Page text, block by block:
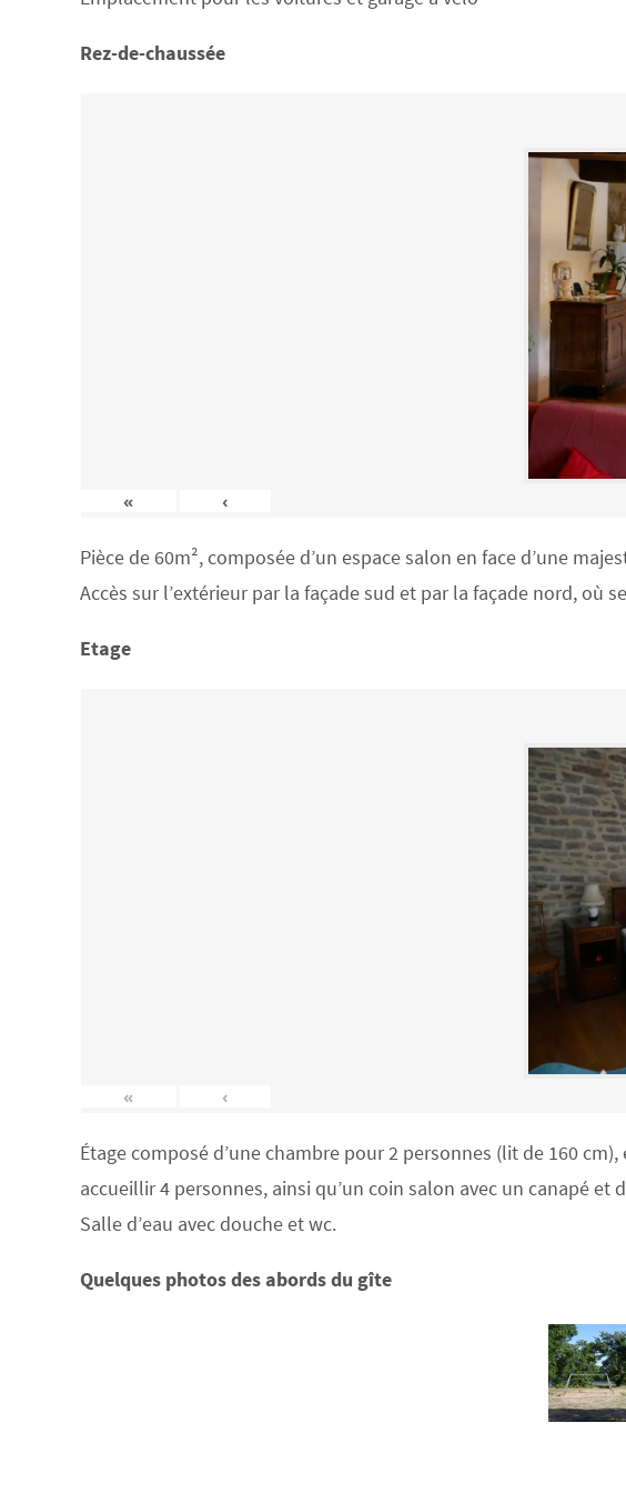
Rez-de-chaussée
« ‹
Pièce de 60m², composée d’un espace salon en face d’une
Accès sur l’extérieur par la façade sud et par la façade nord, où
Etage
« ‹
Étage composé d’une chambre pour 2 personnes (lit de 160
accueillir 4 personnes, ainsi qu’un coin salon avec un canapé et
Salle d’eau avec douche et wc.
Quelques photos des abords du gîte